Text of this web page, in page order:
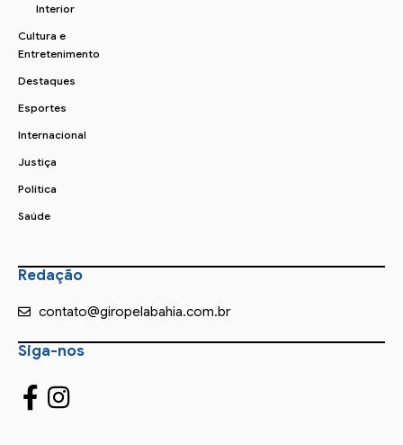
Interior
Cultura e
Entretenimento
Destaques
Esportes
Internacional
Justiça
Política
Saúde
Redação
contato@giropelabahia.com.br
Siga-nos